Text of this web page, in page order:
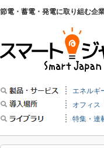
節電・蓄電・発電に取り組む企
エネルギ
オフィス
特集・連